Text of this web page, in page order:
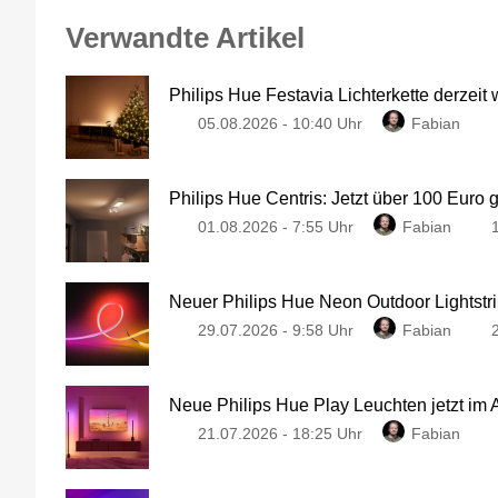
Verwandte Artikel
Philips Hue Festavia Lichterkette derzeit
05.08.2026 - 10:40 Uhr Fabian
Philips Hue Centris: Jetzt über 100 Euro
01.08.2026 - 7:55 Uhr Fabian
Neuer Philips Hue Neon Outdoor
29.07.2026 - 9:58 Uhr Fabian
Neue Philips Hue Play Leuchten jetzt im
21.07.2026 - 18:25 Uhr Fabian